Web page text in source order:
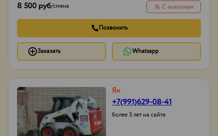
8 500 руб/смена С экипажем
Позвонить
Заказать Whatsapp
Ян
+7(991)629-08-41
более 3 лет на сайте